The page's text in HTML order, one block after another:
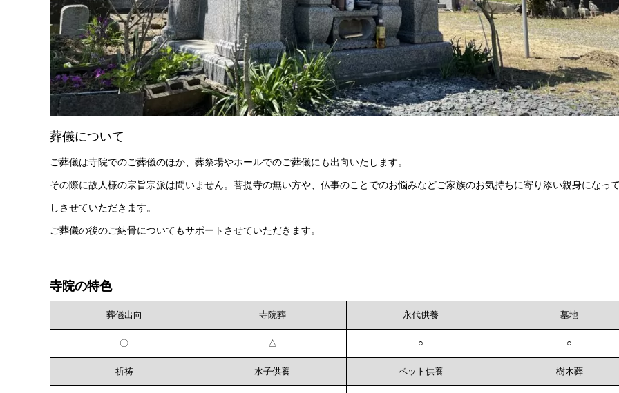
葬儀について
ご葬儀は寺院でのご葬儀のほか、葬祭場やホールでのご葬儀にも出向いたします。
その際に故人様の宗旨宗派は問いません。菩提寺の無い方や、仏事のことでのお悩みなどご家族のお気持ちに寄り添い親身になっ
しさせていただきます。
ご葬儀の後のご納骨についてもサポートさせていただきます。
寺院の特色
葬儀出向 寺院葬 永代供養 墓地
〇 △ ○ ○
祈祷 水子供養 ペット供養 樹木葬